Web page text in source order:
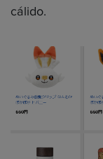
cálido.